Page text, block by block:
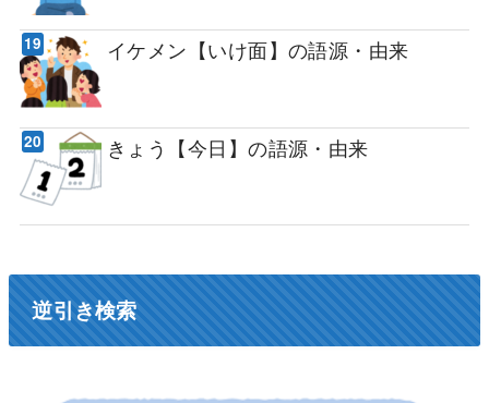
イケメン【いけ面】の語源・由来
きょう【今日】の語源・由来
逆引き検索